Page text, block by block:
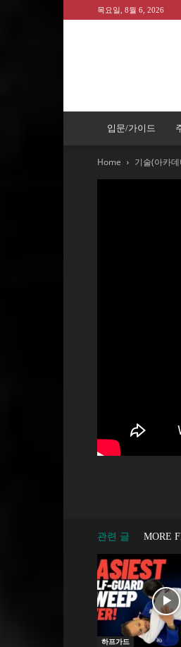
목요일, 8월 6, 2026
입문/가이드
Home 기술(아카
관련 글 MORE
하프가드